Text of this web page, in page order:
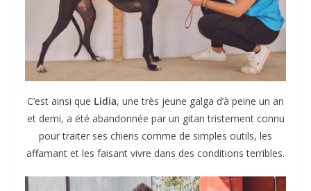
C’est ainsi que Lidia, une très jeune galga d’à peine un an
et demi, a été abandonnée par un gitan tristement connu
pour traiter ses chiens comme de simples outils, les
affamant et les faisant vivre dans des conditions terribles.